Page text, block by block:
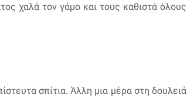
χαλά τον γάμο και τους καθιστά όλους
σπίτια. Άλλη μια μέρα στη δουλειά